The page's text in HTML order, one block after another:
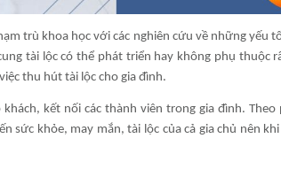
trù khoa học với các nghiên cứu về những yếu
tài lộc có thể phát triển hay không phụ thuộc
thu hút tài lộc cho gia đình.
kết nối các thành viên trong gia đình. Theo
khỏe, may mắn, tài lộc của cả gia chủ nên